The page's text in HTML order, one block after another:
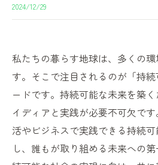
2024/12/29
私たちの暮らす地球は、多くの
す。そこで注目されるのが「持
ードです。持続可能な未来を築
イディアと実践が必要不可欠で
活やビジネスで実践できる持続
し、誰もが取り組める未来への